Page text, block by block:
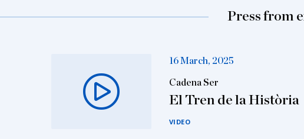
Press from
16 March, 2025
Cadena Ser
El Tren de la Història
VIDEO